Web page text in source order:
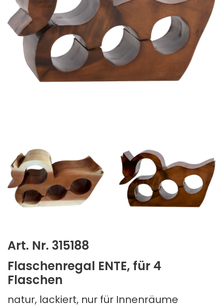
Art. Nr. 315188
Flaschenregal ENTE, für 4
Flaschen
natur, lackiert, nur für Innenräume